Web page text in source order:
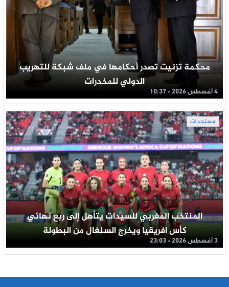
محكمة تزنيت تصدر أحكامها في ملف شبكة للتهريب
الدولي للمخدرات
4 أغسطس 2026 - 10:37
مستجدات
المنتخب المغربي للسيدات يتأهل إلى ربع نهائي
كأس افريقيا ويخرج السنغال من البطولة
3 أغسطس 2026 - 23:03